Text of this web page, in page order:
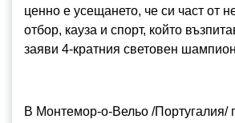
ценно е усещането, че си част от
отбор, кауза и спорт, който
заяви 4-кратния световен
В Монтемор-о-Вельо /Португалия/